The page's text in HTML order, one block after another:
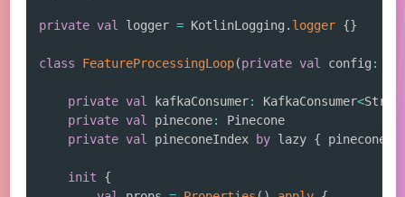
private val logger = KotlinLogging . logger {}
class FeatureProcessingLoop(private val config :
private val kafkaConsumer: KafkaConsumer<
private val pinecone:
Pinecone
private val pineconeIndex by lazy { pinecone
init
{